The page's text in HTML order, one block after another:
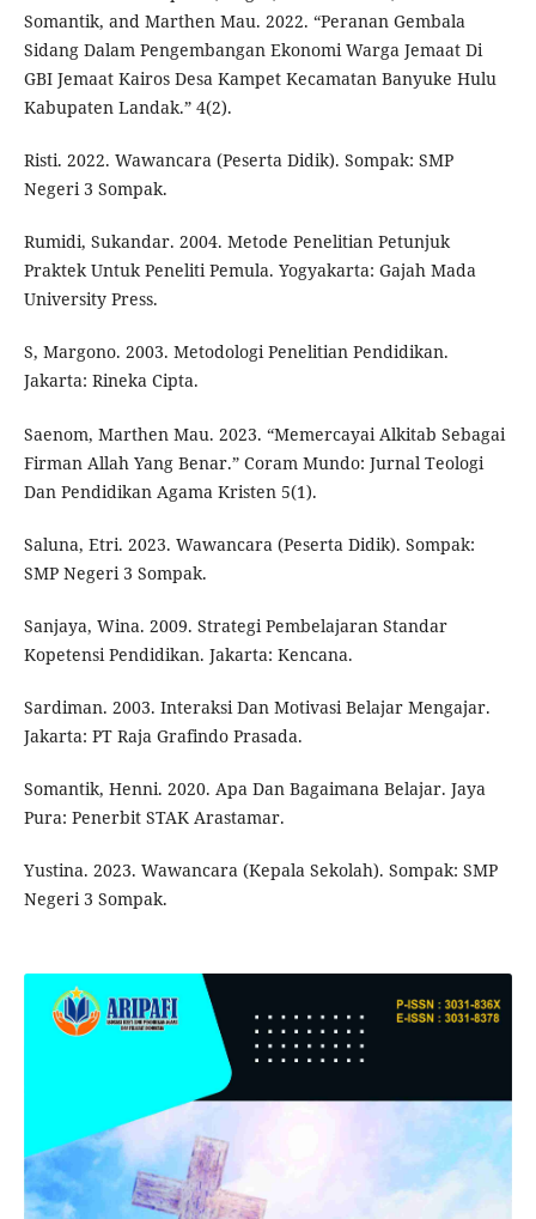
Somantik, and Marthen Mau. 2022. “Peranan Gembala
Sidang Dalam Pengembangan Ekonomi Warga Jemaat Di
GBI Jemaat Kairos Desa Kampet Kecamatan Banyuke Hulu
Kabupaten Landak.” 4(2).
Risti. 2022. Wawancara (Peserta Didik). Sompak: SMP
Negeri 3 Sompak.
Rumidi, Sukandar. 2004. Metode Penelitian Petunjuk
Praktek Untuk Peneliti Pemula. Yogyakarta: Gajah Mada
University Press.
S, Margono. 2003. Metodologi Penelitian Pendidikan.
Jakarta: Rineka Cipta.
Saenom, Marthen Mau. 2023. “Memercayai Alkitab Sebagai
Firman Allah Yang Benar.” Coram Mundo: Jurnal Teologi
Dan Pendidikan Agama Kristen 5(1).
Saluna, Etri. 2023. Wawancara (Peserta Didik). Sompak:
SMP Negeri 3 Sompak.
Sanjaya, Wina. 2009. Strategi Pembelajaran Standar
Kopetensi Pendidikan. Jakarta: Kencana.
Sardiman. 2003. Interaksi Dan Motivasi Belajar Mengajar.
Jakarta: PT Raja Grafindo Prasada.
Somantik, Henni. 2020. Apa Dan Bagaimana Belajar. Jaya
Pura: Penerbit STAK Arastamar.
Yustina. 2023. Wawancara (Kepala Sekolah). Sompak: SMP
Negeri 3 Sompak.